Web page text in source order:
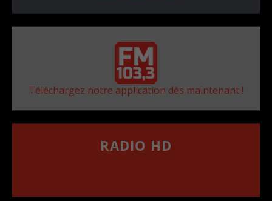
Téléchargez notre application dès maintenant !
RADIO HD